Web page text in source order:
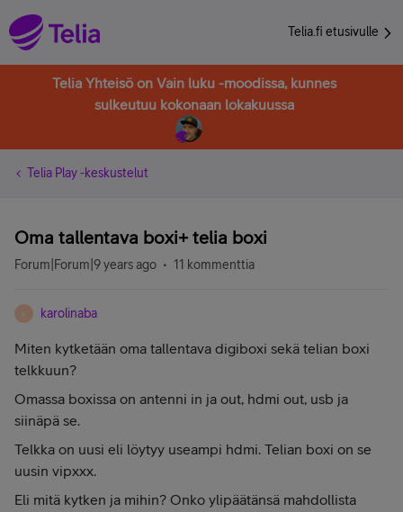
Telia.fi etusivulle
Telia Yhteisö on Vain luku -moodissa, kunnes
sulkeutuu kokonaan lokakuussa
Telia Play -keskustelut
Oma tallentava boxi+ telia boxi
Forum|Forum|9 years ago 11 kommenttia
K karolinaba
Miten kytketään oma tallentava digiboxi sekä telian boxi
telkkuun?
Omassa boxissa on antenni in ja out, hdmi out, usb ja
siinäpä se.
Telkka on uusi eli löytyy useampi hdmi. Telian boxi on se
uusin vipxxx.
Eli mitä kytken ja mihin? Onko ylipäätänsä mahdollista